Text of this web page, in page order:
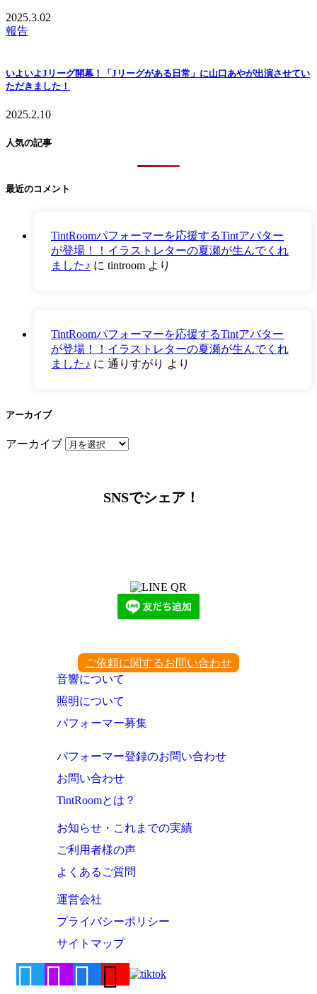
2025.3.02
報告
いよいよJリーグ開幕！「Jリーグがある日常」に山口あやが出演させてい
ただきました！
2025.2.10
人気の記事
最近のコメント
TintRoomパフォーマーを応援するTintアバター
が登場！！イラストレターの夏瀬が生んでくれ
ました♪ に tintroom より
TintRoomパフォーマーを応援するTintアバター
が登場！！イラストレターの夏瀬が生んでくれ
ました♪ に 通りすがり より
アーカイブ
アーカイブ
SNSでシェア！
ご依頼に関するお問い合わせ
音響について
照明について
パフォーマー募集
パフォーマー登録のお問い合わせ
お問い合わせ
TintRoomとは？
お知らせ・これまでの実績
ご利用者様の声
よくあるご質問
運営会社
プライバシーポリシー
サイトマップ